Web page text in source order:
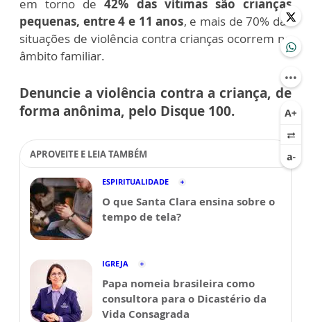
em torno de42% das vítimas são crianças
pequenas, entre 4 e 11 anos, e mais de 70% das
situações de violência contra crianças ocorrem no
âmbito familiar.
Denuncie a violência contra a criança, de
forma anônima, pelo Disque 100.
APROVEITE E LEIA TAMBÉM
ESPIRITUALIDADE
O que Santa Clara ensina sobre o
tempo de tela?
IGREJA
Papa nomeia brasileira como
consultora para o Dicastério da
Vida Consagrada